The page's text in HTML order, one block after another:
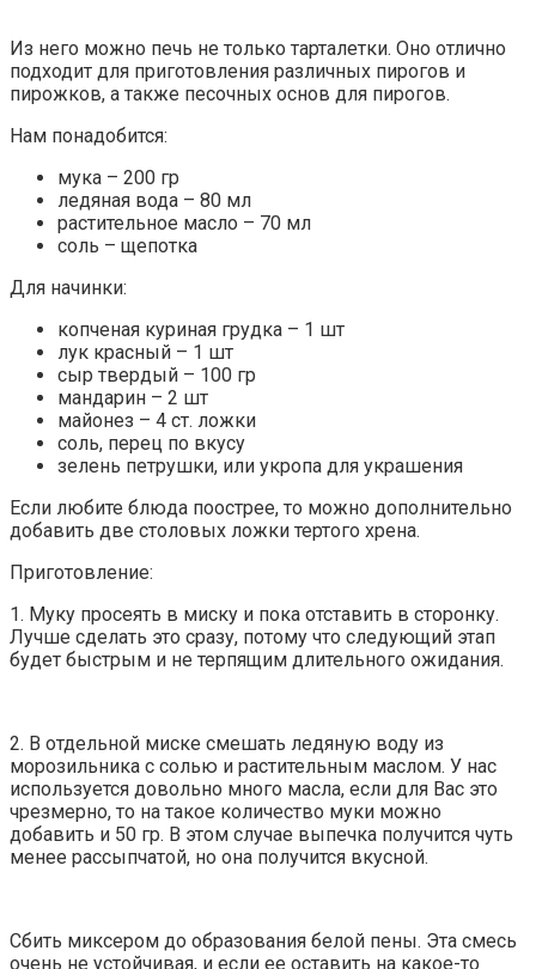
Из него можно печь не только тарталетки. Оно отлично
подходит для приготовления различных пирогов и
пирожков, а также песочных основ для пирогов.
Нам понадобится:
мука – 200 гр
ледяная вода – 80 мл
растительное масло – 70 мл
соль – щепотка
Для начинки:
копченая куриная грудка – 1 шт
лук красный – 1 шт
сыр твердый – 100 гр
мандарин – 2 шт
майонез – 4 ст. ложки
соль, перец по вкусу
зелень петрушки, или укропа для украшения
Если любите блюда поострее, то можно дополнительно
добавить две столовых ложки тертого хрена.
Приготовление:
1. Муку просеять в миску и пока отставить в сторонку.
Лучше сделать это сразу, потому что следующий этап
будет быстрым и не терпящим длительного ожидания.
2. В отдельной миске смешать ледяную воду из
морозильника с солью и растительным маслом. У нас
используется довольно много масла, если для Вас это
чрезмерно, то на такое количество муки можно
добавить и 50 гр. В этом случае выпечка получится чуть
менее рассыпчатой, но она получится вкусной.
Сбить миксером до образования белой пены. Эта смесь
очень не устойчивая, и если ее оставить на какое-то